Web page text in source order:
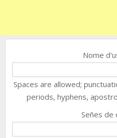
Nome
Spaces are allowed;
periods, hyphens,
Señes de